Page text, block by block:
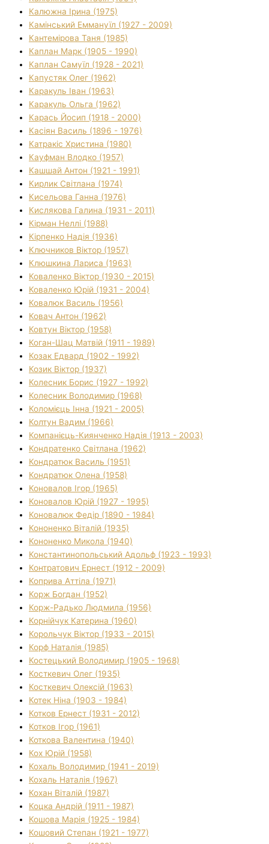
Калюжна Ірина (1975)
Камінський Еммануїл (1927 - 2009)
Кантемірова Таня (1985)
Каплан Марк (1905 - 1990)
Каплан Самуїл (1928 - 2021)
Капустяк Олег (1962)
Каракуль Іван (1963)
Каракуль Ольга (1962)
Карась Йосип (1918 - 2000)
Касіян Василь (1896 - 1976)
Катракіс Христина (1980)
Кауфман Влодко (1957)
Кашшай Антон (1921 - 1991)
Кирлик Світлана (1974)
Кисельова Ганна (1976)
Кислякова Галина (1931 - 2011)
Кірман Неллі (1988)
Кірпенко Надія (1936)
Ключников Віктор (1957)
Клюшкина Лариса (1963)
Коваленко Віктор (1930 - 2015)
Коваленко Юрій (1931 - 2004)
Ковалюк Василь (1956)
Ковач Антон (1962)
Ковтун Віктор (1958)
Коган-Шац Матвій (1911 - 1989)
Козак Едвард (1902 - 1992)
Козик Віктор (1937)
Колесник Борис (1927 - 1992)
Колесник Володимир (1968)
Коломієць Інна (1921 - 2005)
Колтун Вадим (1966)
Компанієць-Киянченко Надія (1913 - 2003)
Кондратенко Світлана (1962)
Кондратюк Василь (1951)
Кондратюк Олена (1958)
Коновалов Ігор (1965)
Коновалов Юрій (1927 - 1995)
Коновалюк Федір (1890 - 1984)
Кононенко Віталій (1935)
Кононенко Микола (1940)
Константинопольський Адольф (1923 - 1993)
Контратович Ернест (1912 - 2009)
Коприва Аттіла (1971)
Корж Богдан (1952)
Корж-Радько Людмила (1956)
Корнійчук Катерина (1960)
Корольчук Віктор (1933 - 2015)
Корф Наталія (1985)
Костецький Володимир (1905 - 1968)
Косткевич Олег (1935)
Косткевич Олексій (1963)
Котек Ніна (1903 - 1984)
Котков Ернест (1931 - 2012)
Котков Ігор (1961)
Коткова Валентина (1940)
Кох Юрій (1958)
Кохаль Володимир (1941 - 2019)
Кохаль Наталія (1967)
Кохан Віталій (1987)
Коцка Андрій (1911 - 1987)
Кошова Марія (1925 - 1984)
Кошовий Степан (1921 - 1977)